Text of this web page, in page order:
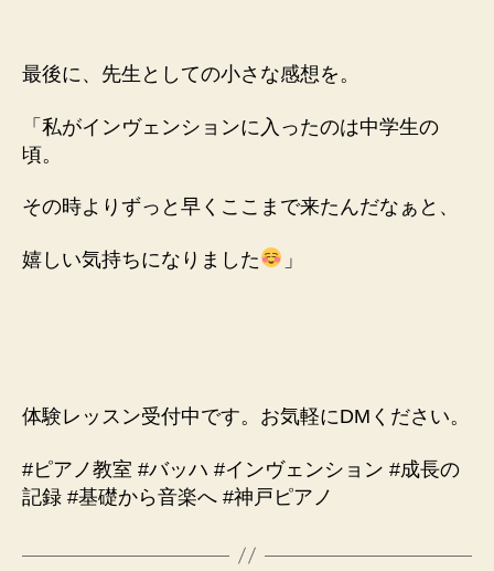
最後に、先生としての小さな感想を。
「私がインヴェンションに入ったのは中学生の
頃。
その時よりずっと早くここまで来たんだなぁと、
嬉しい気持ちになりました 」
体験レッスン受付中です。お気軽にDMください。
#ピアノ教室 #バッハ #インヴェンション #成長の
記録 #基礎から音楽へ #神戸ピアノ